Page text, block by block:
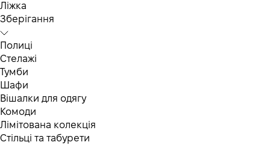
Ліжка
Зберігання
Полиці
Стелажі
Тумби
Шафи
Вішалки для одягу
Комоди
Лімітована колекція
Стільці та табурети